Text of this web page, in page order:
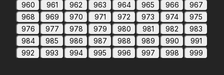
960
961 962 963 964 965 966
967
968
969 970 971 972 973 974
975
976
977 978 979 980 981 982
983
984
985 986 987 988 989 990
991
992
993 994 995 996 997 998 999